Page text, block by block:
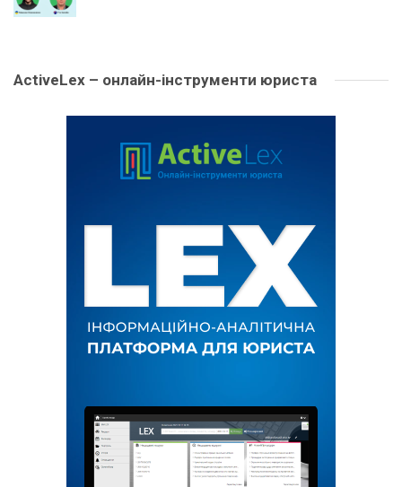
ActiveLex – онлайн-інструменти юриста